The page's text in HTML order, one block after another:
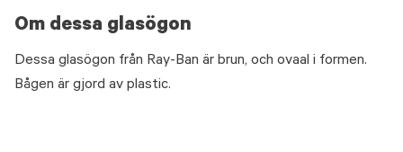
Om dessa glasögon
Dessa glasögon från Ray-Ban är brun, och ovaal i formen.
Bågen är gjord av plastic.